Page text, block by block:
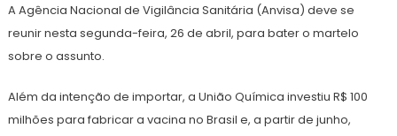
A Agência Nacional de Vigilância Sanitária (Anvisa) deve se
reunir nesta segunda-feira, 26 de abril, para bater o martelo
sobre o assunto.
Além da intenção de importar, a União Química investiu R$ 100
milhões para fabricar a vacina no Brasil e, a partir de junho,